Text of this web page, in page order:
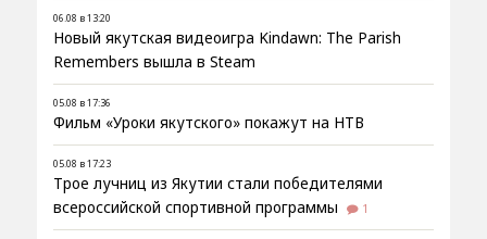
06.08 в 13:20
Новый якутская видеоигра Kindawn: The Parish
Remembers вышла в Steam
05.08 в 17:36
Фильм «Уроки якутского» покажут на НТВ
05.08 в 17:23
Трое лучниц из Якутии стали победителями
всероссийской спортивной программы
1